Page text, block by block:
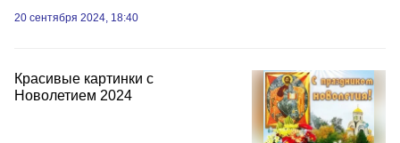
20 сентября 2024, 18:40
Красивые картинки с
Новолетием 2024